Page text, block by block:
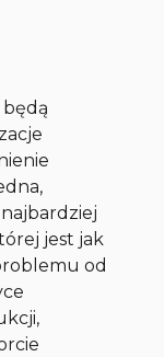
będą
jest jak
od